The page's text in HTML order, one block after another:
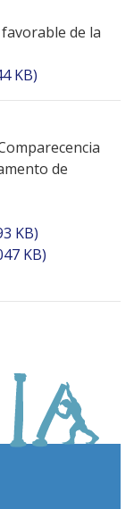
de la
KB)
de
KB)
KB)